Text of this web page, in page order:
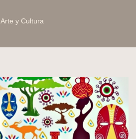
Arte y Cultura